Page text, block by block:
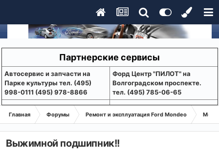
Партнерские сервисы
Aвтосервис и запчасти на
Парке культуры тел. (495)
998-0111 (495) 978-8866
Форд Центр "ПИЛОТ" на
Волгоградском проспекте.
тел. (495) 785-06-65
Главная Форумы Ремонт и эксплуатация Ford Mondeo
Выжимной подшипник!!